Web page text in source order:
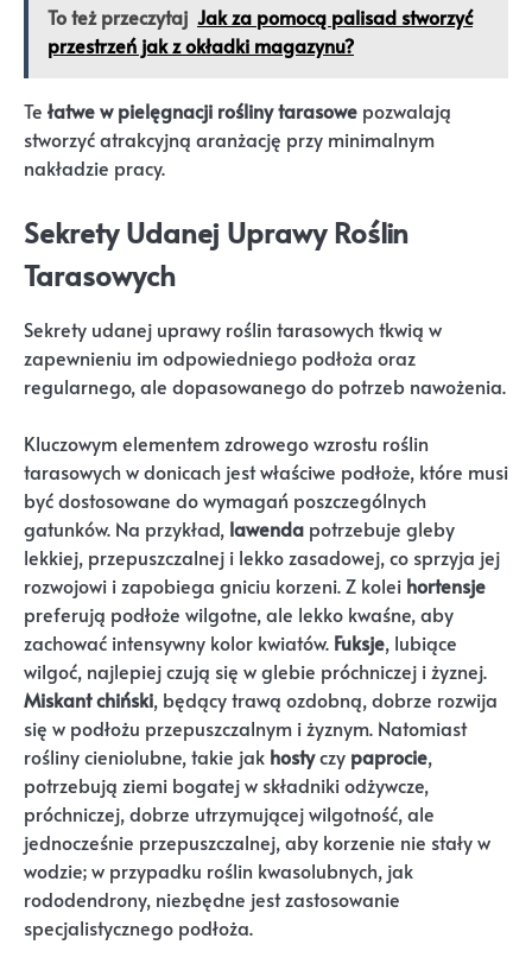
To też przeczytaj Jak za pomocą palisad stworzyć
przestrzeń jak z okładki magazynu?
Te łatwe w pielęgnacji rośliny tarasowe pozwalają
stworzyć atrakcyjną aranżację przy minimalnym
nakładzie pracy.
Sekrety Udanej Uprawy Roślin
Tarasowych
Sekrety udanej uprawy roślin tarasowych tkwią w
zapewnieniu im odpowiedniego podłoża oraz
regularnego, ale dopasowanego do potrzeb nawożenia.
Kluczowym elementem zdrowego wzrostu roślin
tarasowych w donicach jest właściwe podłoże, które musi
być dostosowane do wymagań poszczególnych
gatunków. Na przykład, lawenda potrzebuje gleby
lekkiej, przepuszczalnej i lekko zasadowej, co sprzyja jej
rozwojowi i zapobiega gniciu korzeni. Z kolei hortensje
preferują podłoże wilgotne, ale lekko kwaśne, aby
zachować intensywny kolor kwiatów. Fuksje, lubiące
wilgoć, najlepiej czują się w glebie próchniczej i żyznej.
Miskant chiński, będący trawą ozdobną, dobrze rozwija
się w podłożu przepuszczalnym i żyznym. Natomiast
rośliny cieniolubne, takie jak hostyczy paprocie,
potrzebują ziemi bogatej w składniki odżywcze,
próchniczej, dobrze utrzymującej wilgotność, ale
jednocześnie przepuszczalnej, aby korzenie nie stały w
wodzie; w przypadku roślin kwasolubnych, jak
rododendrony, niezbędne jest zastosowanie
specjalistycznego podłoża.